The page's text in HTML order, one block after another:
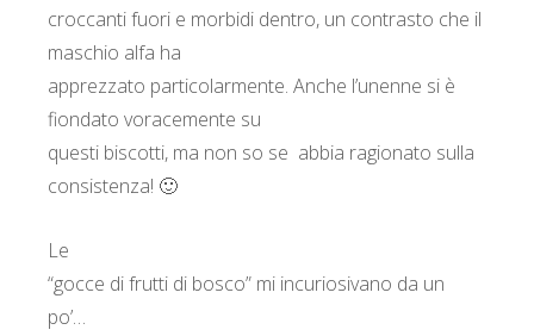
croccanti fuori e morbidi dentro, un contrasto che il
maschio alfa ha
apprezzato particolarmente. Anche l’unenne si è
fiondato voracemente su
questi biscotti, ma non so se abbia ragionato sulla
consistenza! 🙂
Le
“gocce di frutti di bosco” mi incuriosivano da un
po’…